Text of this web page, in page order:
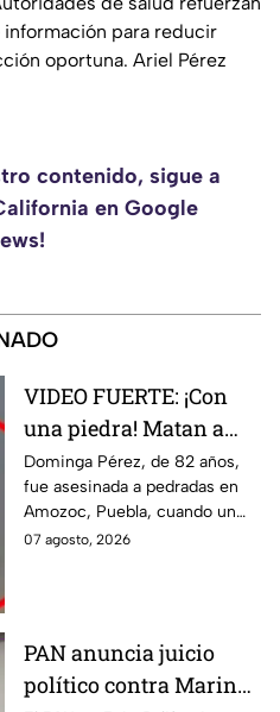
para reducir
oportuna. Ariel Pérez
contenido, sigue a
en Google
VIDEO FUERTE: ¡Con
una piedra! Matan a
vendedora de cemitas
de 82 años mientras iba
a su casa
Dominga Pérez, de 82 años,
fue asesinada a pedradas en
Amozoc, Puebla, cuando un
sujeto le robó los 90 pesos
07 agosto, 2026
PAN anuncia juicio
político contra Marina